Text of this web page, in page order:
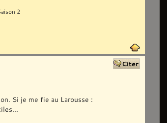
2
Si je me fie au Larousse :